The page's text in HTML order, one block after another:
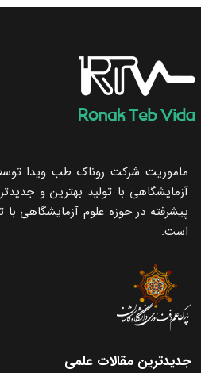
ماموریت شرکت روناک طب ویدا
آزمایشگاهی با تولید بهترین و
پیشرفته در حوزه علوم آزمایشگاهی
است.
جدیدترین مقالات علمی